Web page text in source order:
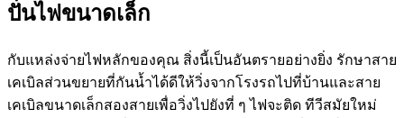
ปั่นไฟขนาดเล็ก
กับแหล่งจ่ายไฟหลักของคุณ สิ่งนี้เป็นอันตรายอย่างยิ่ง รักษาสาย
เคเบิลส่วนขยายที่กันน้ำได้ดีให้วิ่งจากโรงรถไปที่บ้านและสาย
เคเบิลขนาดเล็กสองสายเพื่อวิ่งไปยังที่ ๆ ไฟจะติด ทีวีสมัยใหม่